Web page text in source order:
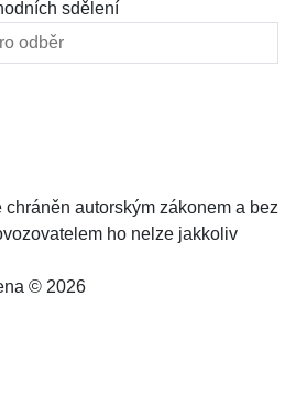
sdělení
autorským zákonem a bez
ho nelze jakkoliv
© 2026